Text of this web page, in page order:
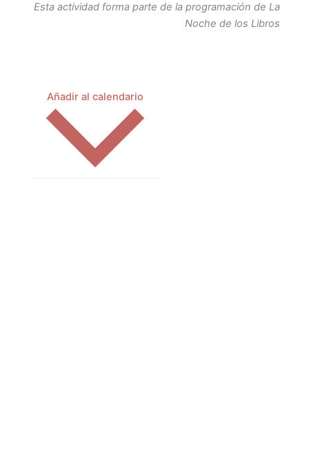
Esta actividad forma parte de la programación de La
Noche de los Libros